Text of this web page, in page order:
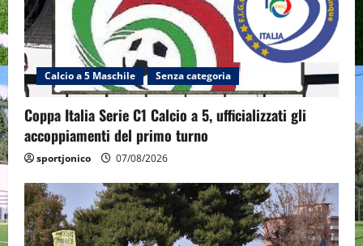
Calcio a 5 Maschile Senza categoria
Coppa Italia Serie C1 Calcio a 5, ufficializzati gli
accoppiamenti del primo turno
sportjonico 07/08/2026